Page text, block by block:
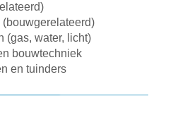
(gas, water, licht)
bouwtechniek
en tuinders